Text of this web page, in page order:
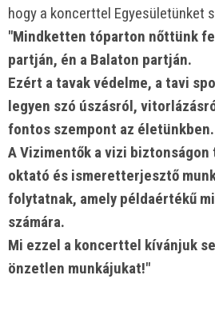
hogy a koncerttel Egyesületünket
"Mindketten tóparton nőttünk
partján, én a Balaton partján.
Ezért a tavak védelme, a tavi
legyen szó úszásról,
fontos szempont az életünkben.
A Vizimentők a vizi
oktató és ismeretterjesztő
folytatnak, amely példaértékű
számára.
Mi ezzel a koncerttel kívánjuk
önzetlen munkájukat!"